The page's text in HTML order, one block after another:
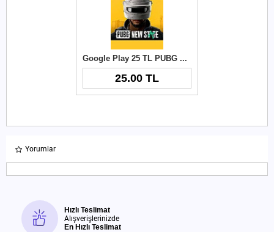
Google Play 25 TL PUBG New State NC
25.00 TL
Yorumlar
Hızlı Teslimat
Alışverişlerinizde
En Hızlı Teslimat